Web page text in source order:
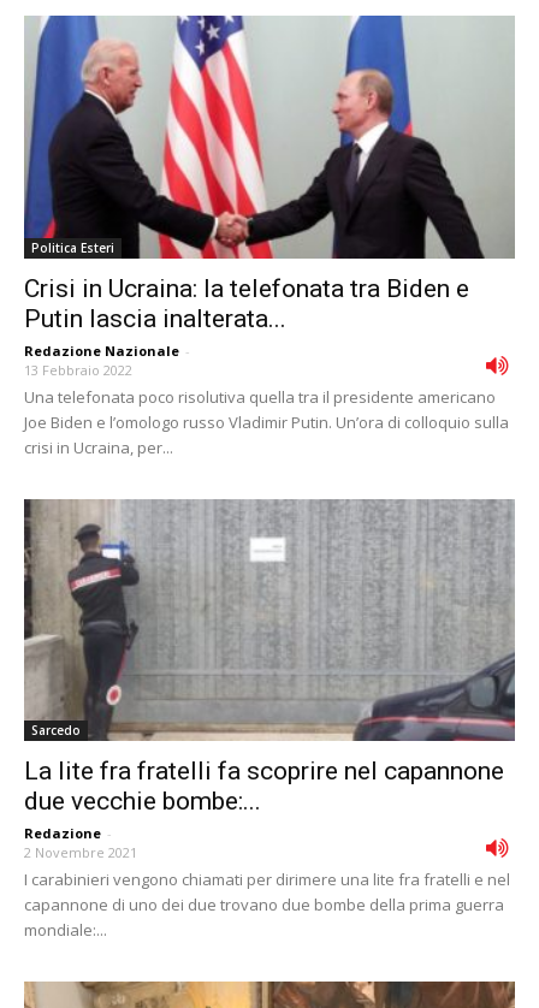
Politica Esteri
Crisi in Ucraina: la telefonata tra Biden e
Putin lascia inalterata...
Redazione Nazionale -
13 Febbraio 2022
Una telefonata poco risolutiva quella tra il presidente americano
Joe Biden e l’omologo russo Vladimir Putin. Un’ora di colloquio sulla
crisi in Ucraina, per...
Sarcedo
La lite fra fratelli fa scoprire nel capannone
due vecchie bombe:...
Redazione -
2 Novembre 2021
I carabinieri vengono chiamati per dirimere una lite fra fratelli e nel
capannone di uno dei due trovano due bombe della prima guerra
mondiale:...